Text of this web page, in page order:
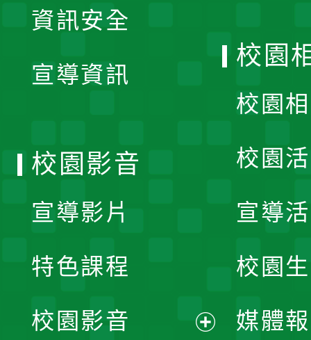
資訊安全
宣導資訊
校園
校園
校園
宣導
校園
媒體
校園影音
宣導影片
特色課程
校園影音